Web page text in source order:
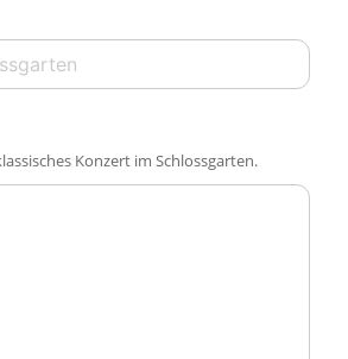
Konzert im Schlossgarten.